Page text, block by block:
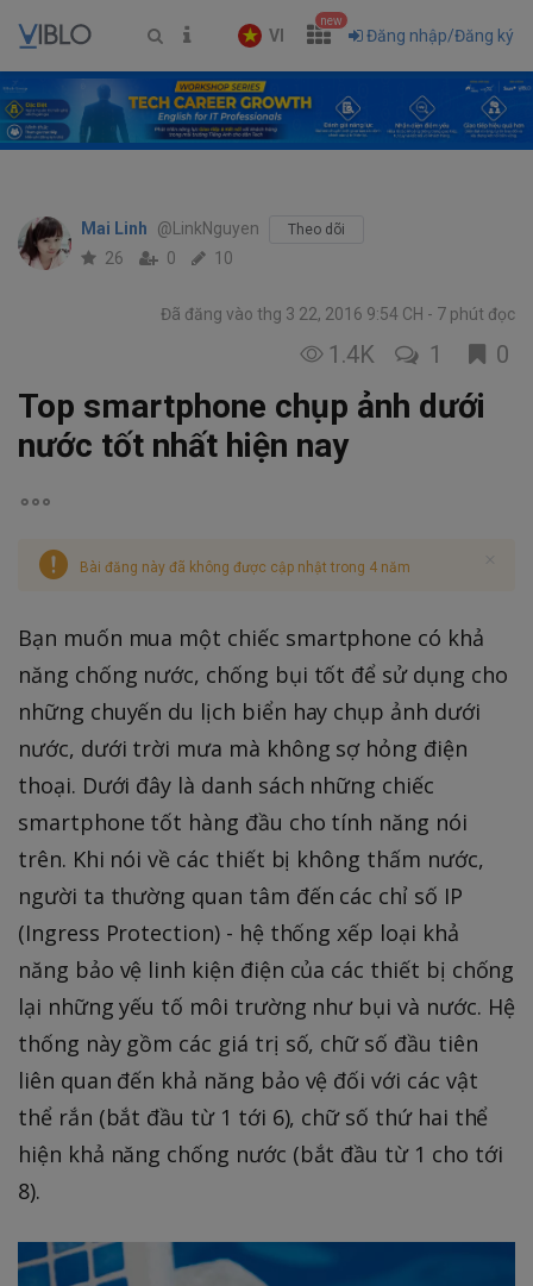
VI
new
Đăng nhập/Đăng ký
Mai Linh @LinkNguyen Theo dõi
26 0 10
Đã đăng vào thg 3 22, 2016 9:54 CH 7 phút đọc
1.4K 1 0
Top smartphone chụp ảnh dưới
nước tốt nhất hiện nay
Bài đăng này đã không được cập nhật trong 4 năm
Bạn muốn mua một chiếc smartphone có khả
năng chống nước, chống bụi tốt để sử dụng cho
những chuyến du lịch biển hay chụp ảnh dưới
nước, dưới trời mưa mà không sợ hỏng điện
thoại. Dưới đây là danh sách những chiếc
smartphone tốt hàng đầu cho tính năng nói
trên. Khi nói về các thiết bị không thấm nước,
người ta thường quan tâm đến các chỉ số IP
(Ingress Protection) - hệ thống xếp loại khả
năng bảo vệ linh kiện điện của các thiết bị chống
lại những yếu tố môi trường như bụi và nước. Hệ
thống này gồm các giá trị số, chữ số đầu tiên
liên quan đến khả năng bảo vệ đối với các vật
thể rắn (bắt đầu từ 1 tới 6), chữ số thứ hai thể
hiện khả năng chống nước (bắt đầu từ 1 cho tới
8).